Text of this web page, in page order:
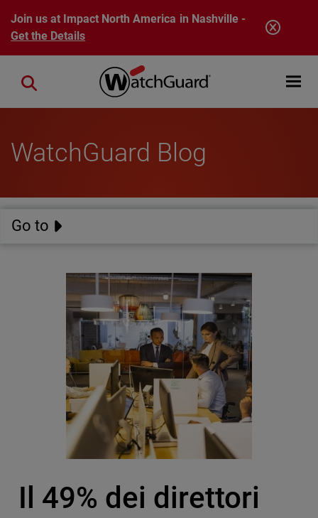
Skip to main content
Join us at Impact North America in Nashville -
Get the Details
Open
Close search
WatchGuard Blog
Go to
Il 49% dei direttori